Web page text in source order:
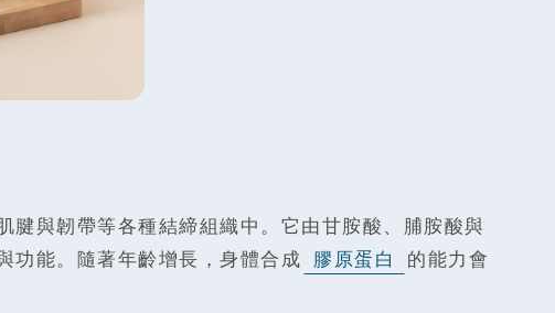
與韌帶等各種結締組織中。它由甘胺酸、脯胺酸與
功能。隨著年齡增長，身體合成 膠原蛋白
的能力會